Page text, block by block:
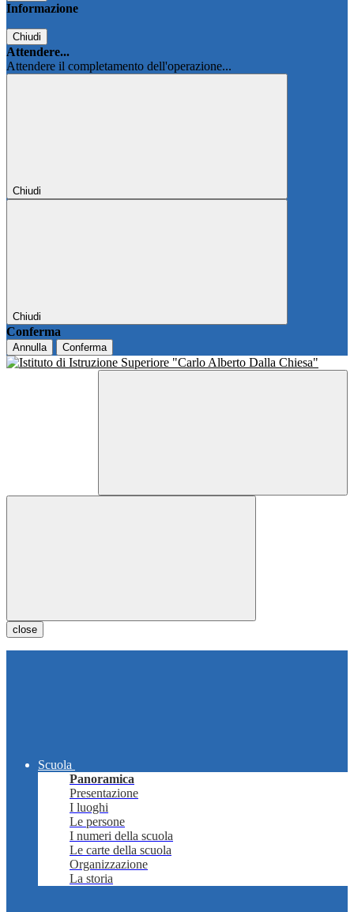
Informazione
Chiudi
Attendere...
Attendere il completamento dell'operazione...
Chiudi
Chiudi
Conferma
Annulla Conferma
close
Scuola
Panoramica
Presentazione
I luoghi
Le persone
I numeri della scuola
Le carte della scuola
Organizzazione
La storia